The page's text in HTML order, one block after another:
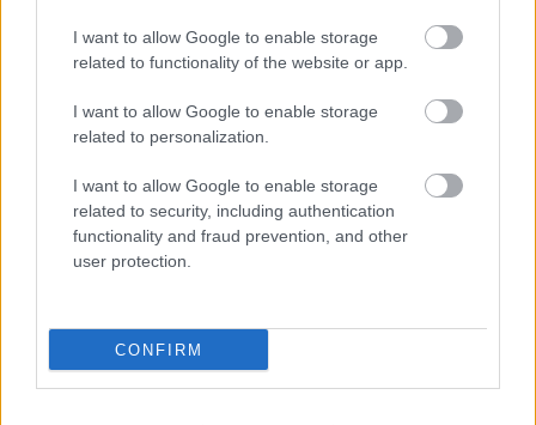
I want to allow Google to enable storage
related to functionality of the website or app.
I want to allow Google to enable storage
related to personalization.
I want to allow Google to enable storage
related to security, including authentication
functionality and fraud prevention, and other
user protection.
CONFIRM
Η αποφυγή 3 παραγόντων κινδύνου στη μέση ηλικία
προσθέτει 13 χρόνια χωρίς άνοια [μελέτη]